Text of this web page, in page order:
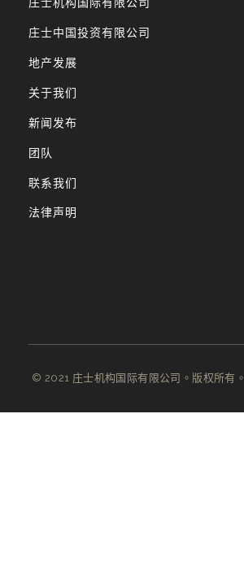
庄士机构国际有限公司
庄士中国投资有限公司
地产发展
关于我们
新闻发布
团队
联系我们
法律声明
© 2021 庄士机构国际有限公司。版权所有。